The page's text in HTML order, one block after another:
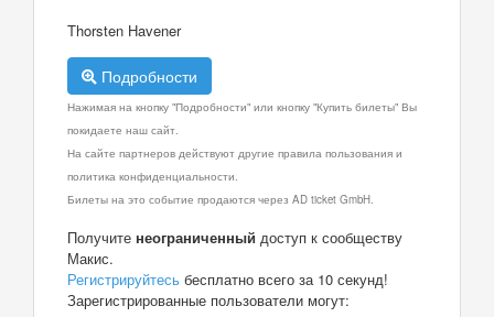
Thorsten Havener
Подробности
Нажимая на кнопку "Подробности" или кнопку "Купить билеты" Вы
покидаете наш сайт.
На сайте партнеров действуют другие правила пользования и
политика конфиденциальности.
Билеты на это событие продаются через AD ticket GmbH.
Получите неограниченный доступ к сообществу
Макис.
Регистрируйтесь бесплатно всего за 10 секунд!
Зарегистрированные пользователи могут: